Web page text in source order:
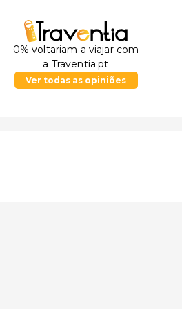
0% voltariam a viajar com
a Traventia.pt
Ver todas as opiniões